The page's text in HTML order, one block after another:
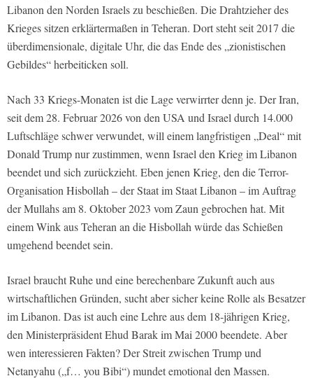
Libanon den Norden Israels zu beschießen. Die Drahtzieher des
Krieges sitzen erklärtermaßen in Teheran. Dort steht seit 2017 die
überdimensionale, digitale Uhr, die das Ende des „zionistischen
Gebildes“ herbeiticken soll.
Nach 33 Kriegs-Monaten ist die Lage verwirrter denn je. Der Iran,
seit dem 28. Februar 2026 von den USA und Israel durch 14.000
Luftschläge schwer verwundet, will einem langfristigen „Deal“ mit
Donald Trump nur zustimmen, wenn Israel den Krieg im Libanon
beendet und sich zurückzieht. Eben jenen Krieg, den die Terror-
Organisation Hisbollah – der Staat im Staat Libanon – im Auftrag
der Mullahs am 8. Oktober 2023 vom Zaun gebrochen hat. Mit
einem Wink aus Teheran an die Hisbollah würde das Schießen
umgehend beendet sein.
Israel braucht Ruhe und eine berechenbare Zukunft auch aus
wirtschaftlichen Gründen, sucht aber sicher keine Rolle als Besatzer
im Libanon. Das ist auch eine Lehre aus dem 18-jährigen Krieg,
den Ministerpräsident Ehud Barak im Mai 2000 beendete. Aber
wen interessieren Fakten? Der Streit zwischen Trump und
Netanyahu („f… you Bibi“) mundet emotional den Massen.